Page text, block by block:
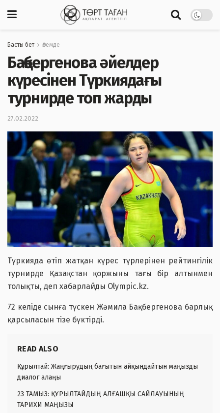
Басты бет Әлемде
Бақбергенова әйелдер
күресінен Түркиядағы
турнирде топ жарды
27.02.2022
Түркияда өтіп жатқан күрес түрлерінен рейтингілік
турнирде Қазақстан қоржыны тағы бір алтынмен
толықты, деп хабарлайды Olympic.kz.
72 келіде сынға түскен Жәмила Бақбергенова барлық
қарсыласын тізе бүктірді.
READ ALSO
Құрылтай: Жаңғырудың бағытын айқындайтын маңызды
диалог алаңы
23 ТАМЫЗ: ҚҰРЫЛТАЙДЫҢ АЛҒАШҚЫ САЙЛАУЫНЫҢ
ТАРИХИ МАҢЫЗЫ